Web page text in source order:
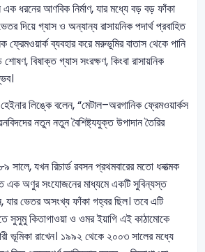
ধরনের আণবিক নির্মাণ, যার মধ্যে বড় বড় ফাঁকা
দিয়ে গ্যাস ও অন্যান্য রাসায়নিক পদার্থ প্রবাহিত
ফ্রেমওয়ার্ক ব্যবহার করে মরুভূমির বাতাস থেকে পানি
বিষাক্ত গ্যাস সংরক্ষণ, কিংবা রাসায়নিক
লিঙ্কে বলেন, “মেটাল–অরগানিক ফ্রেমওয়ার্কস
নতুন নতুন বৈশিষ্ট্যযুক্ত উপাদান তৈরির
সালে, যখন রিচার্ড রবসন প্রথমবারের মতো ধনাত্মক
এক অণুর সংযোজনের মাধ্যমে একটি সুবিন্যস্ত
যার ভেতর অসংখ্য ফাঁকা গহ্বর ছিল। তবে এটি
সুসুমু কিতাগাওয়া ও ওমর ইয়াগি এই কাঠামোকে
ভূমিকা রাখেন। ১৯৯২ থেকে ২০০৩ সালের মধ্যে